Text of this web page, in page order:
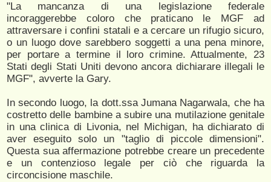
"La mancanza di una legislazione federale
incoraggerebbe coloro che praticano le MGF ad
attraversare i confini statali e a cercare un rifugio sicuro,
o un luogo dove sarebbero soggetti a una pena minore,
per portare a termine il loro crimine. Attualmente, 23
Stati degli Stati Uniti devono ancora dichiarare illegali le
MGF", avverte la Gary.
In secondo luogo, la dott.ssa Jumana Nagarwala, che ha
costretto delle bambine a subire una mutilazione genitale
in una clinica di Livonia, nel Michigan, ha dichiarato di
aver eseguito solo un "taglio di piccole dimensioni".
Questa sua affermazione potrebbe creare un precedente
e un contenzioso legale per ciò che riguarda la
circoncisione maschile.